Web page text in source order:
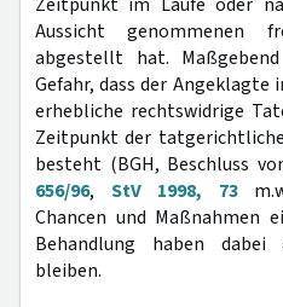
Aussicht genommenen
abgestellt hat.
Gefahr, dass der Angeklagte
erhebliche rechtswidrige
Zeitpunkt der
besteht (BGH, Beschluss
656/96, StV 1998, 73
Chancen und Maßnahmen
Behandlung haben
bleiben.